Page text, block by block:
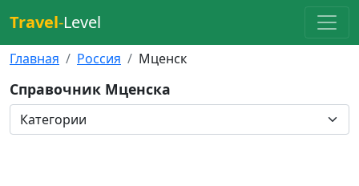
Travel-Level
Главная Россия Мценск
Справочник Мценска